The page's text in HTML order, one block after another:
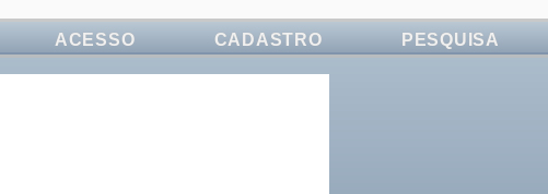
ACESSO CADASTRO PESQUISA